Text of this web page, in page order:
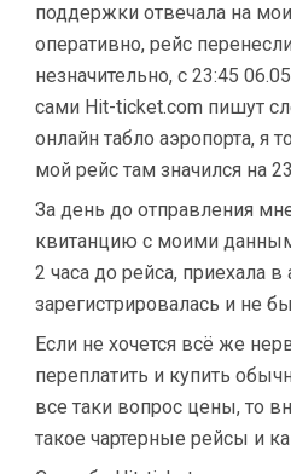
поддержки отвечала на
оперативно, рейс
незначительно, с 23:45
сами Hit-ticket.com пишут
онлайн табло аэропорта, я
мой рейс там значился на
За день до отправления
квитанцию с моими
2 часа до рейса, приехала в
зарегистрировалась и не
Если не хочется всё же
переплатить и купить
все таки вопрос цены, то
такое чартерные рейсы и